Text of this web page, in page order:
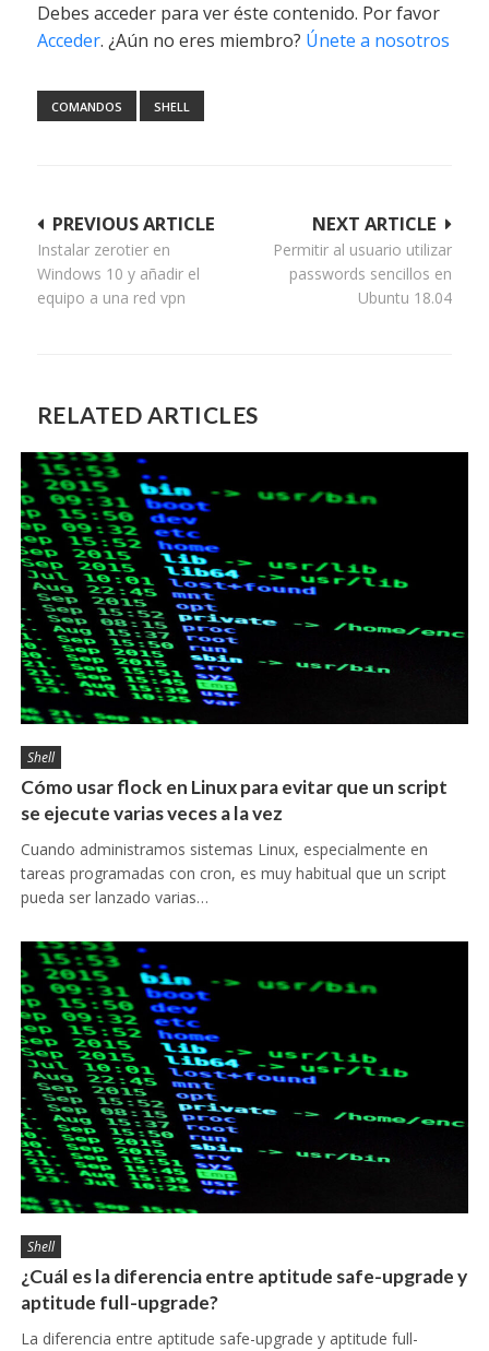
Debes acceder para ver éste contenido. Por favor
Acceder. ¿Aún no eres miembro? Únete a nosotros
COMANDOS SHELL
Navegación
de
entradas
NEXT ARTICLE
Permitir al usuario utilizar
passwords sencillos en
Ubuntu 18.04
PREVIOUS ARTICLE
Instalar zerotier en
Windows 10 y añadir el
equipo a una red vpn
RELATED ARTICLES
Shell
Cómo usar flock en Linux para evitar que un script
se ejecute varias veces a la vez
Cuando administramos sistemas Linux, especialmente en
tareas programadas con cron, es muy habitual que un script
pueda ser lanzado varias…
Shell
¿Cuál es la diferencia entre aptitude safe-upgrade y
aptitude full-upgrade?
La diferencia entre aptitude safe-upgrade y aptitude full-